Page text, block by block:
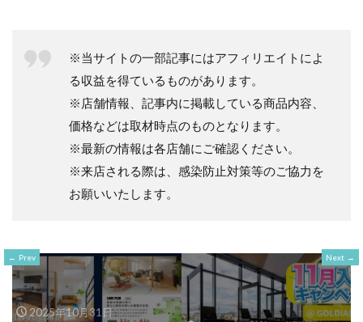
※当サイトの一部記事にはアフィリエイトによ
る収益を得ているものがあります。
※店舗情報、記事内に掲載している商品内容、
価格などは取材時点のものとなります。
※最新の情報は各店舗にご確認ください。
※来店される際は、感染防止対策等のご協力を
お願いいたします。
Prev
2025年10月31日
Next